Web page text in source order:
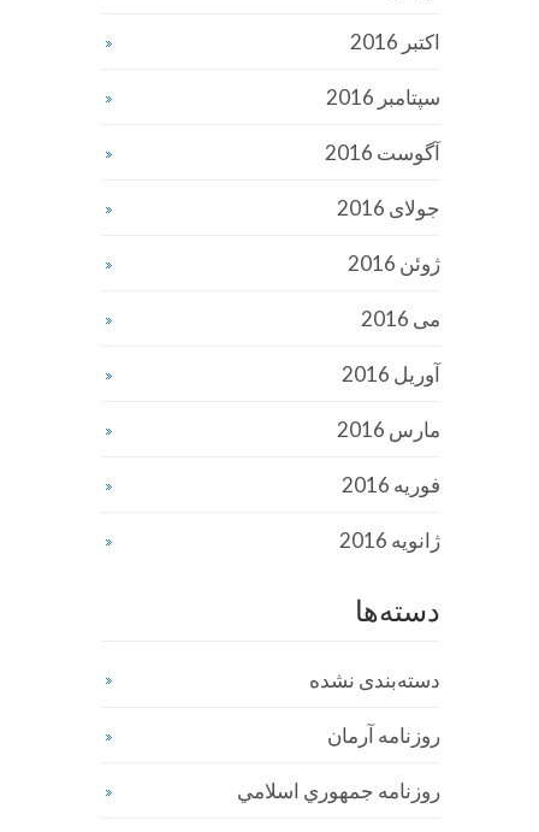
اکتبر 2016
سپتامبر 2016
آگوست 2016
جولای 2016
ژوئن 2016
می 2016
آوریل 2016
مارس 2016
فوریه 2016
ژانویه 2016
دسته‌ها
دسته‌بندی نشده
روزنامه آرمان
روزنامه جمهوري اسلامي